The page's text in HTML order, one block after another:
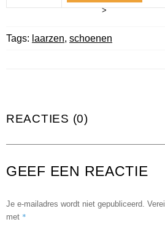
>
Tags: laarzen, schoenen
REACTIES (0)
GEEF EEN REACTIE
Je e-mailadres wordt niet gepubliceerd.
met *